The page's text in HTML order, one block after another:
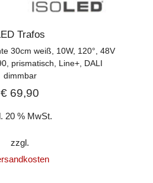
Trafos
30cm weiß, 10W, 120°, 48V
prismatisch, Line+, DALI
dimmbar
€ 69,90
20 % MwSt.
zzgl.